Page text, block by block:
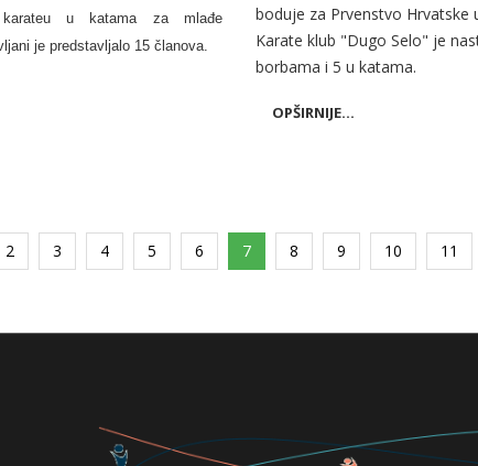
u katama za mlađe
je predstavljalo 15 članova.
boduje za Prvenstvo Hrvatske
Karate klub "Dugo Selo" je
borbama i 5 u katama.
OPŠIRNIJE...
2 3 4 5 6 7 8 9 10 11